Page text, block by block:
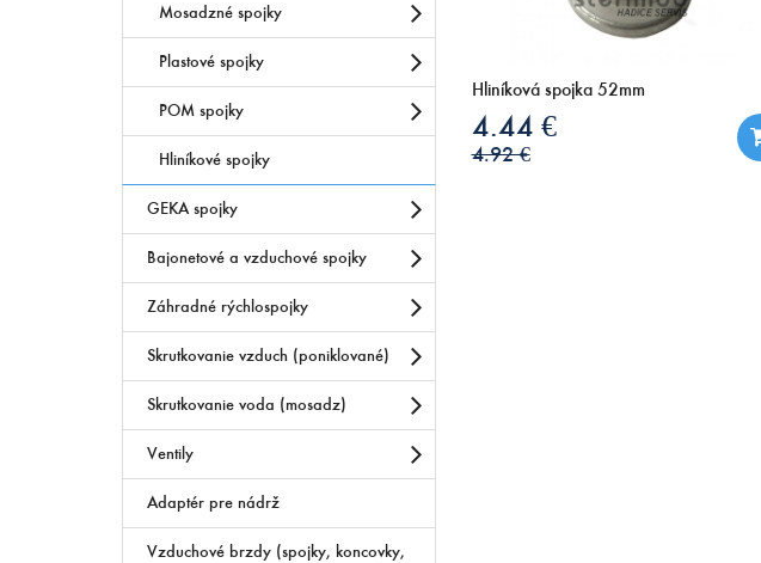
Mosadzné spojky
Plastové spojky
POM spojky
Hliníkové spojky
GEKA spojky
Bajonetové a vzduchové spojky
Záhradné rýchlospojky
Skrutkovanie vzduch (poniklované)
Skrutkovanie voda (mosadz)
Ventily
Adaptér pre nádrž
Vzduchové brzdy (spojky, koncovky,
Hliníková spojka 52mm
4.44 €
4.92 €